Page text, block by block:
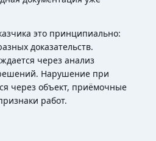
это принципиально:
доказательств.
через анализ
Нарушение при
через объект, приёмочные
работ.